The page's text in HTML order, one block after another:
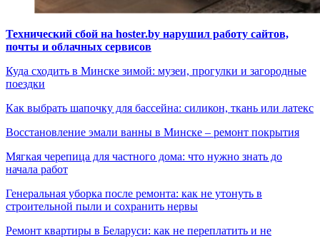
Технический сбой на hoster.by нарушил работу сайтов,
почты и облачных сервисов
Куда сходить в Минске зимой: музеи, прогулки и загородные
поездки
Как выбрать шапочку для бассейна: силикон, ткань или латекс
Восстановление эмали ванны в Минске – ремонт покрытия
Мягкая черепица для частного дома: что нужно знать до
начала работ
Генеральная уборка после ремонта: как не утонуть в
строительной пыли и сохранить нервы
Ремонт квартиры в Беларуси: как не переплатить и не